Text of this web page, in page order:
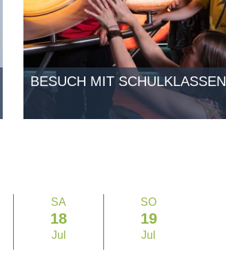
BESUCH MIT SCHULKLASSEN
SA
18
Jul
SO
19
Jul